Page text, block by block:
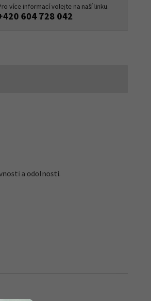
více informací volejte na naší linku.
604 728 042
a odolnosti.